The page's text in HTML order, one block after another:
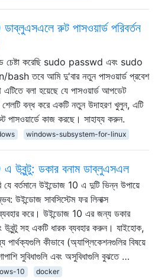
রুট পাসওয়ার্ড পরিবর্তন
চেষ্টা করেছি sudo passwd এবং sudo
তবে আমি দু'বার নতুন পাসওয়ার্ড প্রবেশ
এটিতে বলা হয়েছে যে পাসওয়ার্ড আপডেট
বন্ধ করে একটি নতুন উদাহরণ খুলুন, এটি
পাসওয়ার্ডে কাজ করছে। সাহায্য করুন.
windows-subsystem-for-linux
উবুন্টু: ডকার বনাম ডাব্লুএসএল
যে বর্তমানে উইন্ডোজ 10 এ দুটি ভিন্ন উপায়ে
উইন্ডোজ সাবসিস্টেম ফর লিনাক্স
করে। উইন্ডোজ 10 এর জন্য ডকার
উবুন্টু সহ একটি ধারক ব্যবহার করুন। যাইহোক,
পার্থক্যগুলি কীভাবে (অ্যাপ্লিকেশনগুলির বিষয়ে
সুবিধাগুলি এবং অসুবিধাগুলি বুঝতে …
10
docker